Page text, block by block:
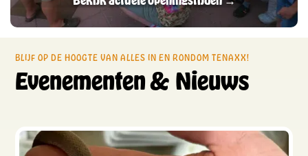
BLIJF OP DE HOOGTE VAN ALLES IN EN RONDOM TENAXX!
Evenementen & Nieuws